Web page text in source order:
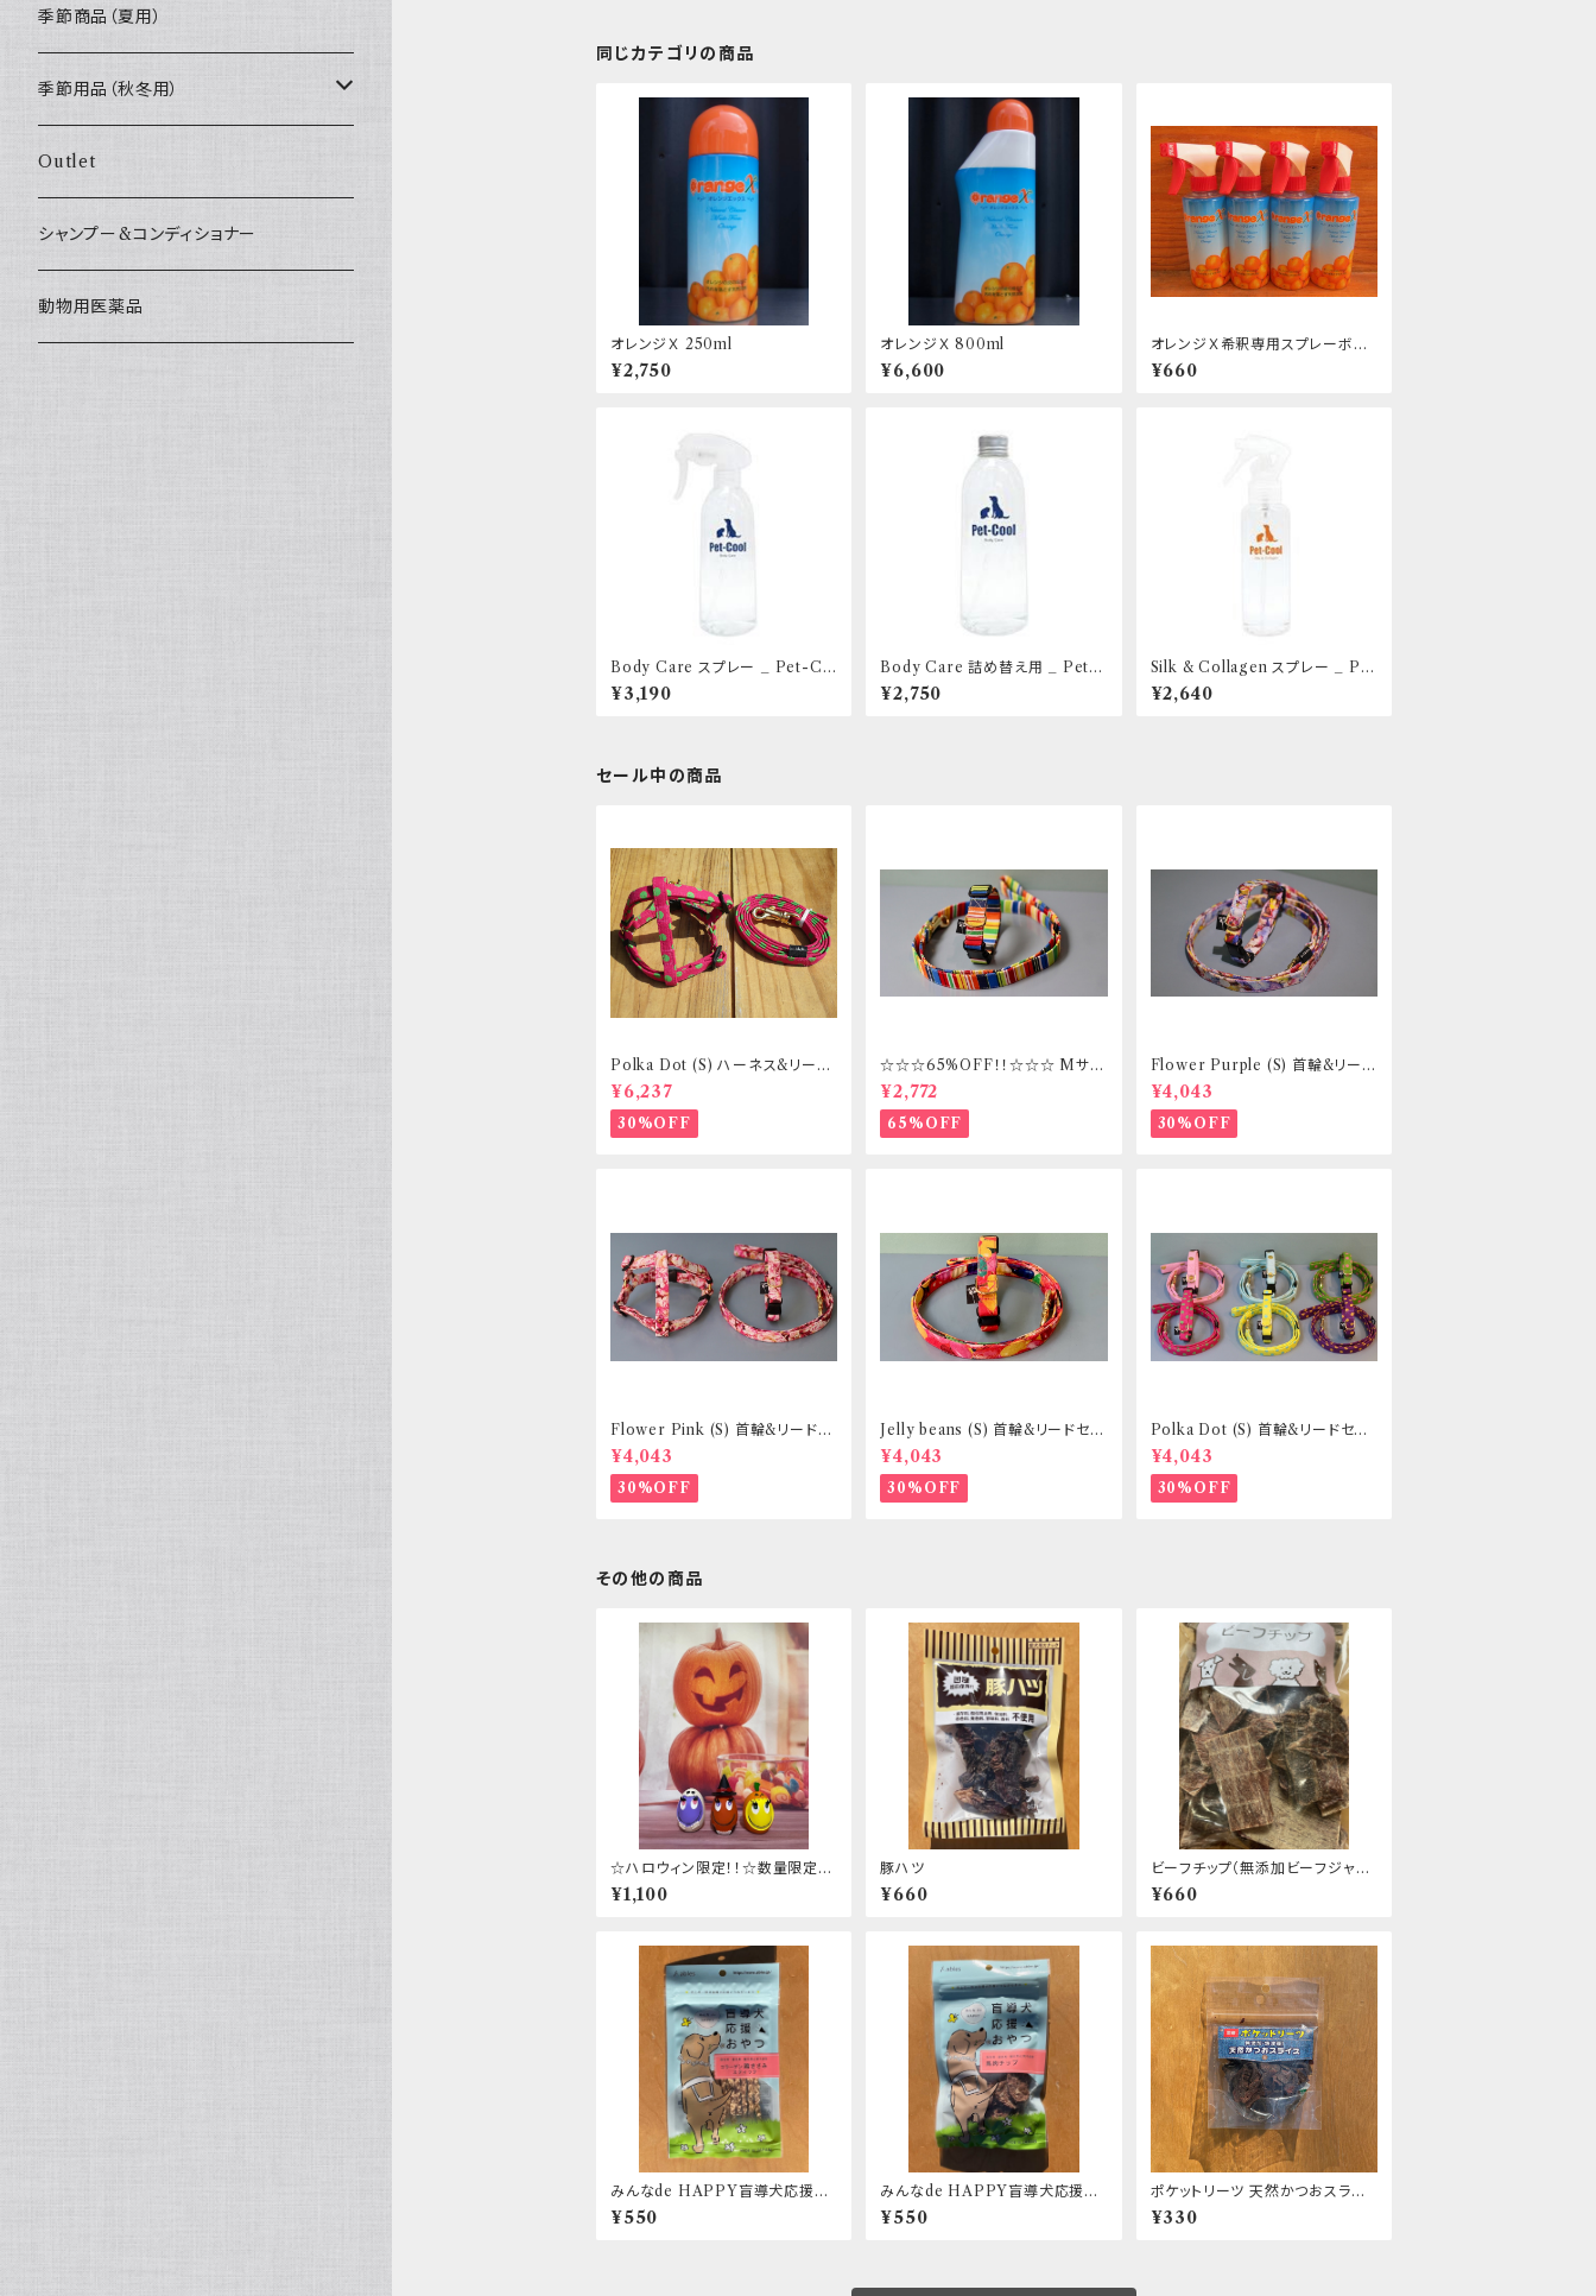
同じカテゴリの商品
オレンジＸ 250ml
¥2,750
オレンジＸ 800ml
¥6,600
オレンジＸ希釈専用スプレーボト
ル
¥660
Body Care スプレー _ Pet-Co
ol
¥3,190
Body Care 詰め替え用 _ Pet-
Cool
¥2,750
Silk & Collagen スプレー _ Pet
-Cool
¥2,640
セール中の商品
Polka Dot (S) ハーネス&リード
セット _ フントヒュッテオリジナル
¥6,237
30%OFF
☆☆☆65%OFF！！☆☆☆ Mサイ
ズ 首輪&リードセット _ フントヒュ
ッテオリジナル
¥2,772
65%OFF
Flower Purple (S) 首輪&リード
セット _ 小型犬・小柄な中型犬向
き _ フントヒュッテオリジナル
¥4,043
30%OFF
Flower Pink (S) 首輪&リードセ
ット _ 小型犬・小柄な中型犬向き
_ フントヒュッテオリジナル
¥4,043
30%OFF
Jelly beans (S) 首輪&リードセッ
ト _ 小型犬・小柄な中型犬向き _
フントヒュッテオリジナル
¥4,043
30%OFF
Polka Dot (S) 首輪&リードセッ
ト _ 小型犬・小柄な中型犬向き _
フントヒュッテオリジナル
¥4,043
30%OFF
その他の商品
☆ハロウィン限定！！☆数量限定！！
ハロウィンたまごちゃん
¥1,100
豚ハツ
¥660
ビーフチップ（無添加ビーフジャー
キー） エリール
¥660
みんなde HAPPY盲導犬応援お
やつ コラーゲン鶏ささみスティッ
ク
¥550
みんなde HAPPY盲導犬応援お
やつ 馬肉チップ
¥550
ポケットリーツ 天然かつおスライ
ス
¥330
O.C.Farm
季節商品（夏用）
季節用品（秋冬用）
ヒーター
Outlet
シャンプー&コンディショナー
動物用医薬品